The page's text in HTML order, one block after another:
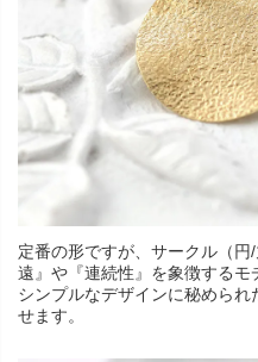
定番の形ですが、サークル（
遠』や『連続性』を象徴するモ
シンプルなデザインに秘めら
せます。